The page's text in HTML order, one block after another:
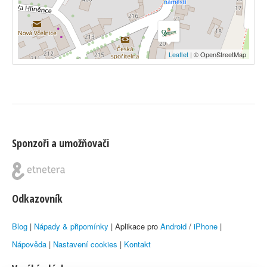
Leaflet | © OpenStreetMap
Sponzoři a umožňovači
Odkazovník
Blog | Nápady & připomínky | Aplikace pro Android / iPhone |
Nápověda | Nastavení cookies | Kontakt